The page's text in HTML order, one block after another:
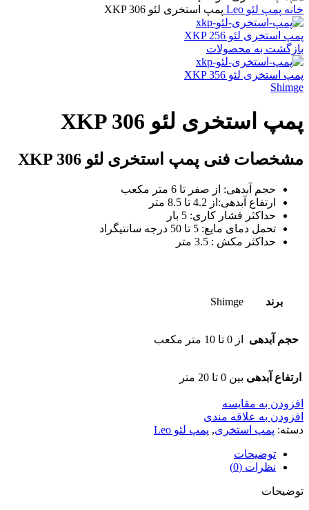
خانه پمپ لئو Leo پمپ استخری لئو XKP 306
پمپ استخری لئو XKP 256
بازگشت به محصولات
پمپ استخری لئو XKP 356
Shimge
پمپ استخری لئو XKP 306
مشخصات فنی پمپ استخری لئو XKP 306
حجم آبدهی: از صفر تا 6 متر مکعب
ارتفاع آبدهی:از 4.2 تا 8.5 متر
حداکثر فشار کاری: 5 بار
تحمل دمای مایع: 5 تا 50 درجه سانتیگراد
حداکثر مکش : 3.5 متر
برند Shimge
حجم آبدهی از 0 تا 10 متر مکعب
ارتفاع آبدهی بین 0 تا 20 متر
افزودن به مقایسه
افزودن به علاقه مندی
دسته: پمپ استخری, پمپ لئو Leo
توضیحات
نظرات (0)
توضیحات